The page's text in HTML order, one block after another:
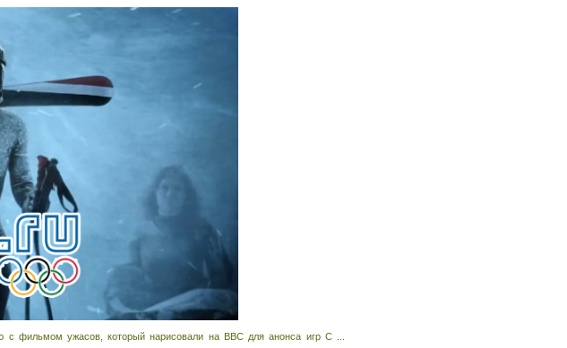
с фильмом ужасов, который нарисовали на BBC для анонса игр С